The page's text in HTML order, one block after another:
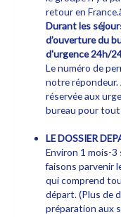
retour en
Durant les
d’ouverture du
d'urgence 24h/
Le numéro de
notre répondeur.
réservée aux
bureau pour
LE DOSSIER
Environ 1 mois-3
faisons parvenir
qui comprend
départ. (Plus de
préparation aux